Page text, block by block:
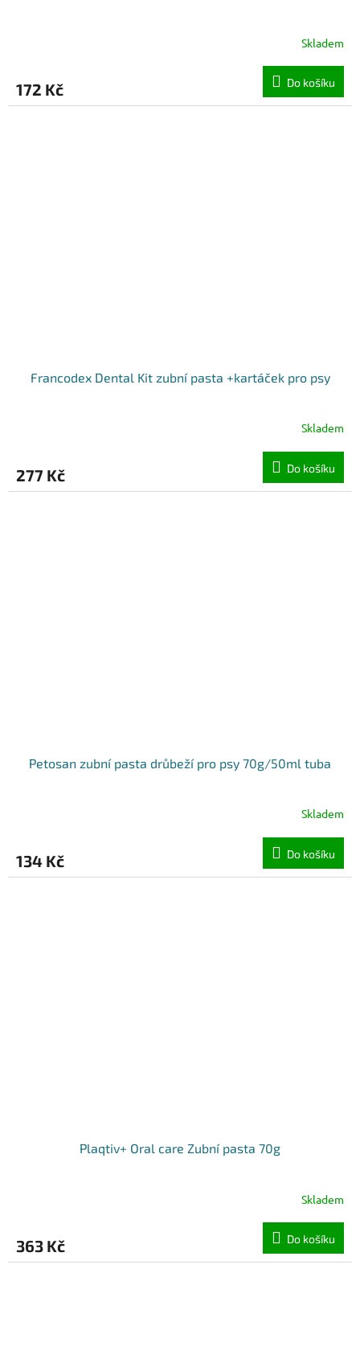
Skladem
172 Kč Do košíku
Francodex Dental Kit zubní pasta +kartáček pro psy
Skladem
277 Kč Do košíku
Petosan zubní pasta drůbeží pro psy 70g/50ml tuba
Skladem
134 Kč Do košíku
Plaqtiv+ Oral care Zubní pasta 70g
Skladem
363 Kč Do košíku